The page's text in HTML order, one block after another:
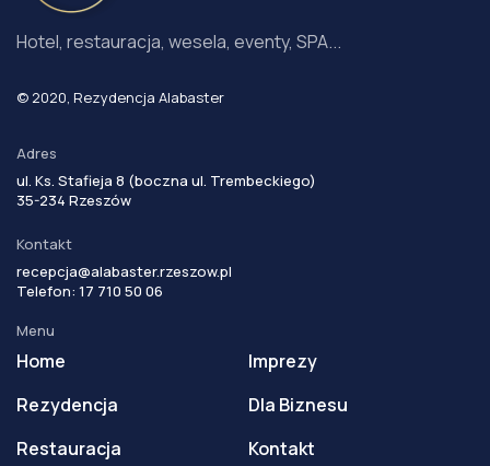
Hotel, restauracja, wesela, eventy, SPA...
© 2020, Rezydencja Alabaster
Adres
ul. Ks. Stafieja 8 (boczna ul. Trembeckiego)
35-234 Rzeszów
Kontakt
recepcja@alabaster.rzeszow.pl
Telefon: 17 710 50 06
Menu
Home
Rezydencja
Restauracja
Imprezy
Dla Biznesu
Kontakt